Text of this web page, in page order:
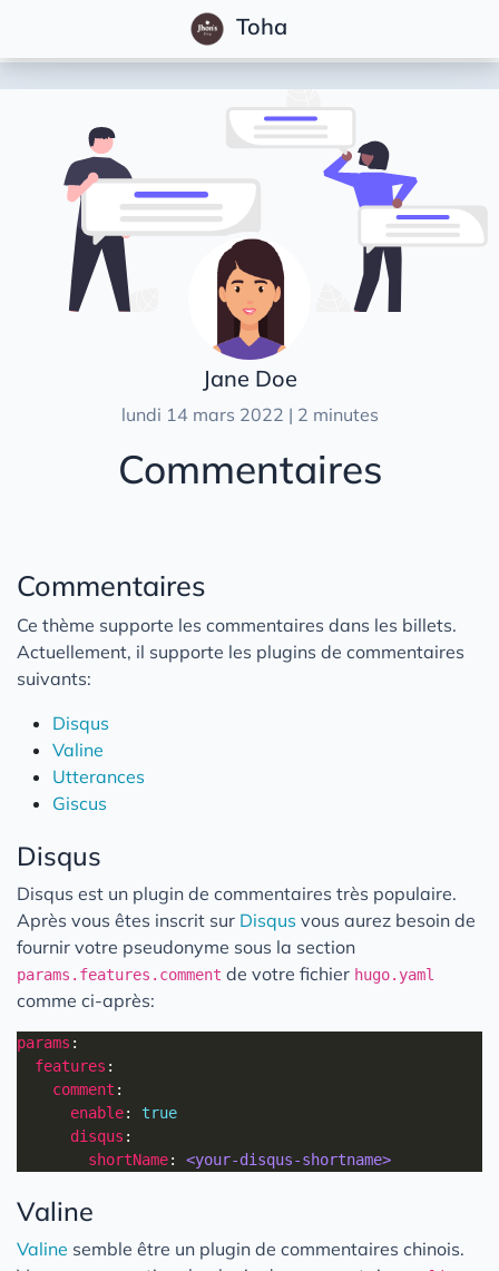
Toha
Caractéristiques
Démarrage rapide
Démarrer
Configuration
Traduction
Commentaires
Exemple de lien externe
Contribution
Migration V3 à V4
Jane Doe
lundi 14 mars 2022 | 2 minutes
Commentaires
Commentaires
Ce thème supporte les commentaires dans les billets.
Actuellement, il supporte les plugins de commentaires
suivants:
Disqus
Valine
Utterances
Giscus
Disqus
Disqus est un plugin de commentaires très populaire.
Après vous êtes inscrit sur Disqus vous aurez besoin de
fournir votre pseudonyme sous la section
params.features.comment de votre fichier hugo.yaml
comme ci-après:
params
features
comment
enable: true
disqus
shortName: <your-disqus-shortname>
Valine
Valine semble être un plugin de commentaires chinois.